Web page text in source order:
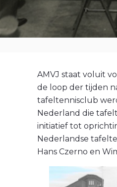
AMVJ staat voluit
de loop der tijden
tafeltennisclub
Nederland die
initiatief tot
Nederlandse
Hans Czerno en